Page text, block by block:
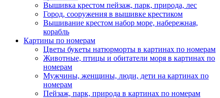
Вышивка крестом пейзаж, парк, природа, лес
Город, сооружения в вышивке крестиком
Вышивание крестом набор море, набережная,
корабль
Картины по номерам
Цветы букеты натюрморты в картинах по номерам
Животные, птицы и обитатели моря в картинах по
номерам
Мужчины, женщины, люди, дети на картинах по
номерам
Пейзаж, парк, природа в картинах по номерам